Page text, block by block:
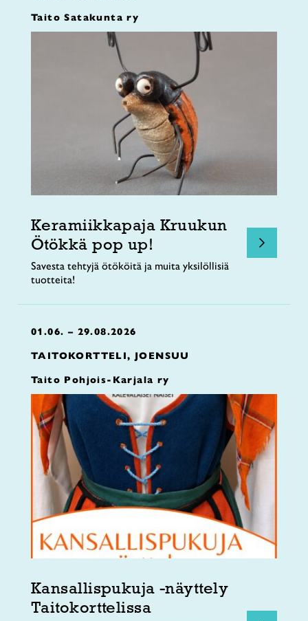
Taito Satakunta ry
Keramiikkapaja Kruukun
Ötökkä pop up!
Savesta tehtyjä ötököitä ja muita yksilöllisiä
tuotteita!
01.06. – 29.08.2026
TAITOKORTTELI, JOENSUU
Taito Pohjois-Karjala ry
Kansallispukuja -näyttely
Taitokorttelissa